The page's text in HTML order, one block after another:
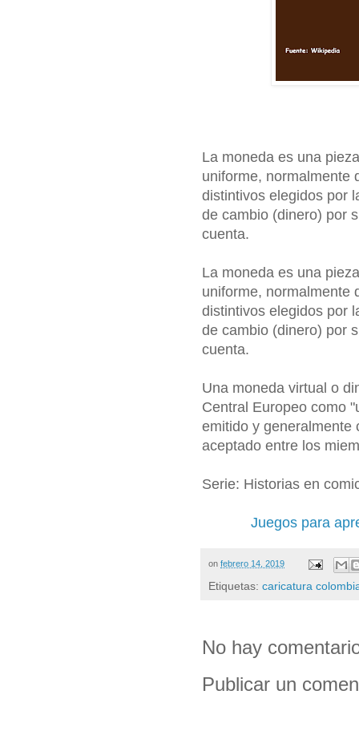
La moneda es una
uniforme, normalmente
distintivos elegidos por
de cambio (dinero) por
cuenta.
La moneda es una
uniforme, normalmente
distintivos elegidos por
de cambio (dinero) por
cuenta.
Una moneda virtual o
Central Europeo como
emitido y generalmente
aceptado entre los
Serie: Historias en
Juegos para
on febrero 14, 2019
Etiquetas: caricatura
No hay
Publicar un